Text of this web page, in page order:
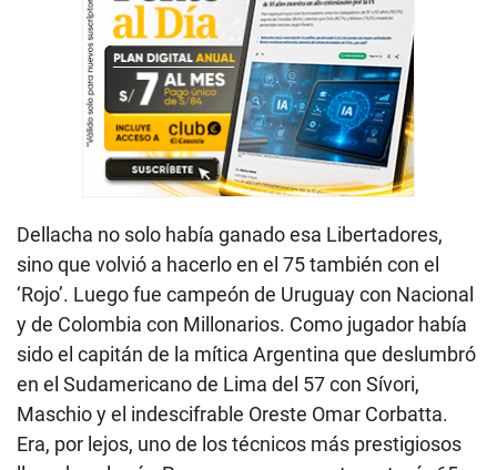
Dellacha no solo había ganado esa Libertadores,
sino que volvió a hacerlo en el 75 también con el
‘Rojo’. Luego fue campeón de Uruguay con Nacional
y de Colombia con Millonarios. Como jugador había
sido el capitán de la mítica Argentina que deslumbró
en el Sudamericano de Lima del 57 con Sívori,
Maschio y el indescifrable Oreste Omar Corbatta.
Era, por lejos, uno de los técnicos más prestigiosos